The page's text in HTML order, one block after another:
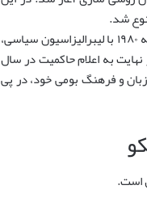
شد.
با این حال، هرچند که سیاست های روسی سازی در دوران شوروی نیز ادامه یافت، اما در اواخر دهه ۱۹۸۰ با لیبرالیزاسیون سیاسی،
به اعلام حاکمیت در سال
حفظ زبان و فرهنگ بومی خود، در پی
است.